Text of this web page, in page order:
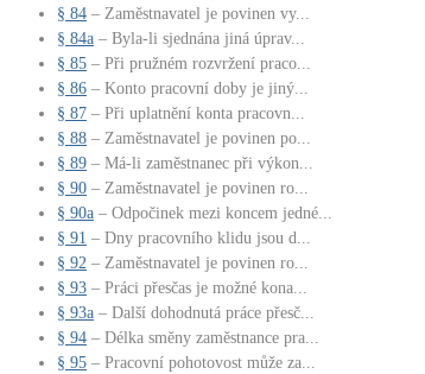
§ 84 – Zaměstnavatel je povinen vy...
§ 84a – Byla-li sjednána jiná úprav...
§ 85 – Při pružném rozvržení praco...
§ 86 – Konto pracovní doby je jiný...
§ 87 – Při uplatnění konta pracovn...
§ 88 – Zaměstnavatel je povinen po...
§ 89 – Má-li zaměstnanec při výkon...
§ 90 – Zaměstnavatel je povinen ro...
§ 90a – Odpočinek mezi koncem jedné...
§ 91 – Dny pracovního klidu jsou d...
§ 92 – Zaměstnavatel je povinen ro...
§ 93 – Práci přesčas je možné kona...
§ 93a – Další dohodnutá práce přesč...
§ 94 – Délka směny zaměstnance pra...
§ 95 – Pracovní pohotovost může za...